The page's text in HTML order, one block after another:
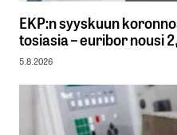
EKP:n syyskuun
tosiasia – euribor nousi
5.8.2026